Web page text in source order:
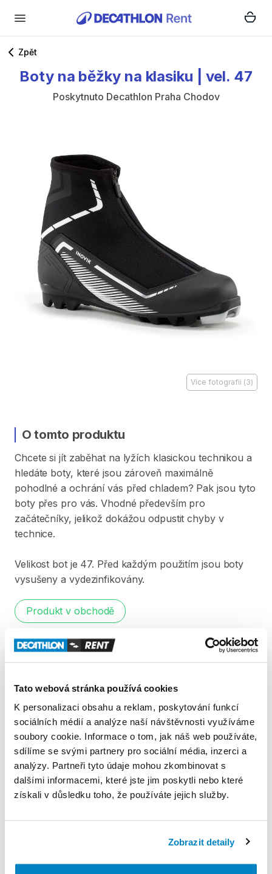
Tato webová stránka používá cookies
K personalizaci obsahu a reklam, poskytování funkcí
sociálních médií a analýze naší návštěvnosti využíváme
soubory cookie. Informace o tom, jak náš web používáte,
sdílíme se svými partnery pro sociální média, inzerci a
analýzy. Partneři tyto údaje mohou zkombinovat s
dalšími informacemi, které jste jim poskytli nebo které
získali v důsledku toho, že používáte jejich služby.
Zobrazit detaily
Zpět
Boty na běžky na klasiku vel. 47
Poskytnuto Decathlon Praha Chodov
Více fotografií (3)
O tomto produktu
Chcete si jít zaběhat na lyžích klasickou technikou a
hledáte boty​​,​ které jsou zároveň maximálně
pohodlné a ochrání vás před chladem? Pak jsou tyto
boty přes pro vás. Vhodné především pro
začátečníky​​,​ jelikož dokážou odpustit chyby v
technice.
Velikost bot je 47. Před každým použitím jsou boty
vysušeny a vydezinfikovány.
Produkt v obchodě
Pravidla Decathlon Rent
PODMÍNKY
Podmínky pronájmu
ZÁLOHA A SLEVA Z PŮJČKY
Pro vypůjčení produktu není vyžadována vratná či
jiná záloha. Za vypůjčení zaplatíte předem online
půjčení. Každý další den výpůjčky je cena snížena o